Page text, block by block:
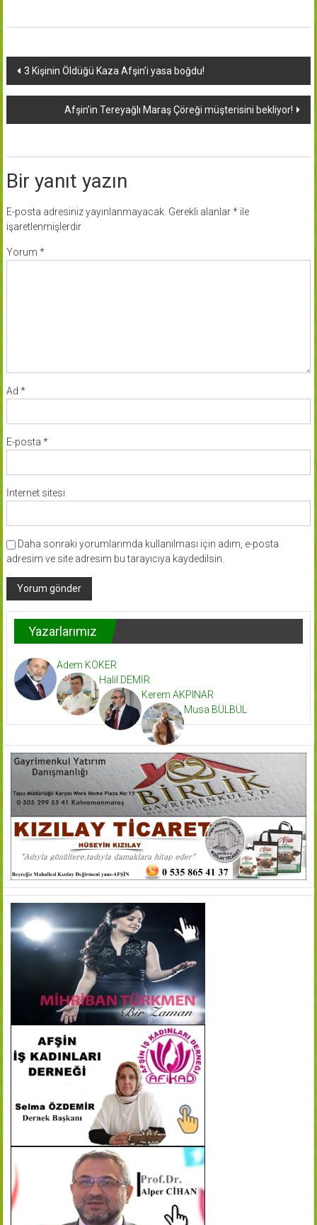
Yazı
dolaşımı
3 Kişinin Öldüğü Kaza Afşin’i yasa boğdu!
Afşin’in Tereyağlı Maraş Çöreği müşterisini bekliyor!
Bir yanıt yazın
E-posta adresiniz yayınlanmayacak. Gerekli alanlar*ile
işaretlenmişlerdir
Yorum *
Ad *
E-posta *
İnternet sitesi
Daha sonraki yorumlarımda kullanılması için adım, e-posta
adresim ve site adresim bu tarayıcıya kaydedilsin.
Yazarlarımız
Adem KÖKER
Halil DEMİR
Kerem AKPINAR
Musa BÜLBÜL